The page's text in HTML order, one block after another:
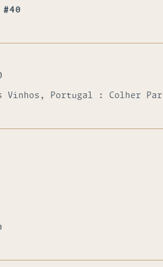
#40
Vinhos, Portugal : Colher